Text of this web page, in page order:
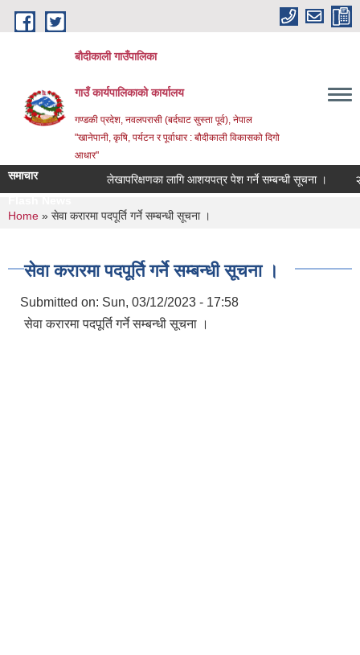
Skip to main content
बौदीकाली गाउँपालिका
गाउँ कार्यपालिकाको कार्यालय
गण्डकी प्रदेश, नवलपरासी (बर्दघाट सुस्ता पूर्व), नेपाल
"खानेपानी, कृषि, पर्यटन र पूर्वाधार : बौदीकाली विकासको दिगो
आधार"
समाचार लेखापरिक्षणका लागि आशयपत्र पेश गर्ने सम्बन्धी सूचना ।
You are here
Home » सेवा करारमा पदपूर्ति गर्ने सम्बन्धी सूचना ।
सेवा करारमा पदपूर्ति गर्ने सम्बन्धी सूचना ।
Submitted on: Sun, 03/12/2023 - 17:58
सेवा करारमा पदपूर्ति गर्ने सम्बन्धी सूचना ।